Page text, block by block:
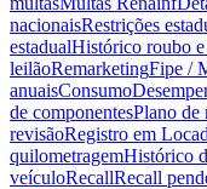
nacionaisRestrições
estadualHistórico roubo
leilãoRemarketingFipe /
anuaisConsumo
de componentesPlano de
revisãoRegistro em
quilometragemHistórico
veículoRecallRecall